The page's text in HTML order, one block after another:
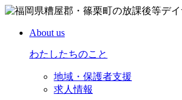
About us
わたしたちのこと
地域・保護者支援
求人情報